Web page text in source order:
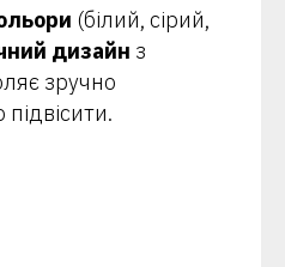
(білий, сірий,
дизайн з
зручно